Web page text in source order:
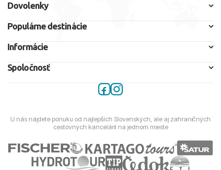
Dovolenky
Populárne destinácie
Informácie
Spoločnosť
U nás nájdete ponuku od najlepších Slovenských, ale aj zahraničných
cestovných kancelárií na jednom mieste